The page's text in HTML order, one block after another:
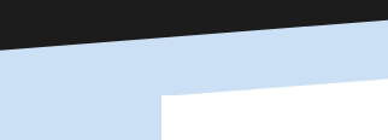
Hommage
Informationsbriefe